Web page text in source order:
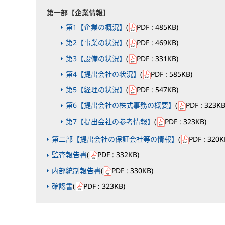
第一部【企業情報】
第1【企業の概況】 ( PDF : 485KB)
第2【事業の状況】 ( PDF : 469KB)
第3【設備の状況】 ( PDF : 331KB)
第4【提出会社の状況】 ( PDF : 585KB)
第5【経理の状況】 ( PDF : 547KB)
第6【提出会社の株式事務の概要】 ( PDF : 323KB
第7【提出会社の参考情報】 ( PDF : 323KB)
第二部【提出会社の保証会社等の情報】 ( PDF :
監査報告書( PDF : 332KB)
内部統制報告書( PDF : 330KB)
確認書( PDF : 323KB)